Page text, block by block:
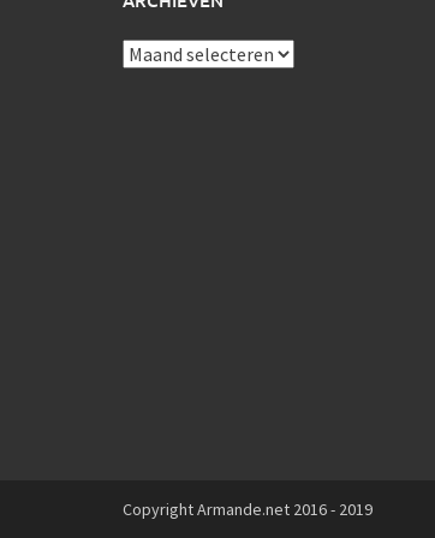
Archieven
Copyright Armande.net 2016 - 2019